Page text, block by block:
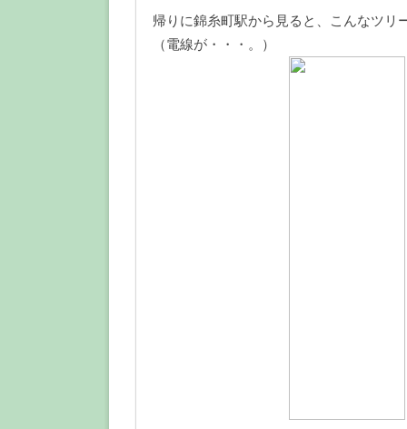
帰りに錦糸町駅から見ると、こんなツリ
（電線が・・・。）